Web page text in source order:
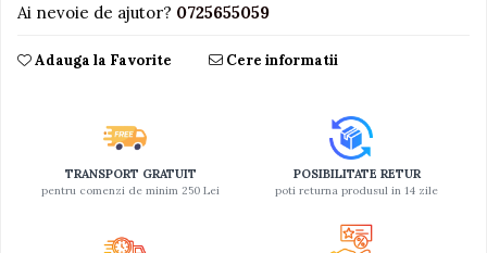
Ai nevoie de ajutor? 0725655059
Adauga la Favorite Cere informatii
TRANSPORT GRATUIT
pentru comenzi de minim 250 Lei
POSIBILITATE RETUR
poti returna produsul in 14 zile